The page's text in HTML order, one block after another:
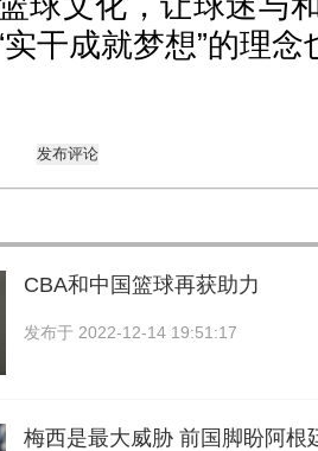
干成就梦想”的理
发布评论
CBA和中国篮球再获助力
发布于 2022-12-14 19:51:17
梅西是最大威胁 前国脚盼阿根